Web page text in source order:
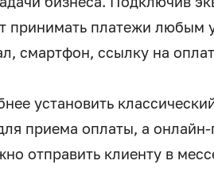
принимать платежи любым
смартфон, ссылку на
установить
приема оплаты, а
отправить клиенту в